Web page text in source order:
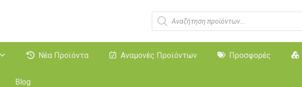
Νέα Προϊόντα Αναμονές Προϊόντων Προσφορές
Blog